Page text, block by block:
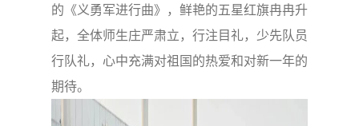
的《义勇军进行曲》，鲜艳的五星红旗冉冉升
起，全体师生庄严肃立，行注目礼，少先队员
行队礼，心中充满对祖国的热爱和对新一年的
期待。